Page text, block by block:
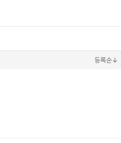
등록순↓